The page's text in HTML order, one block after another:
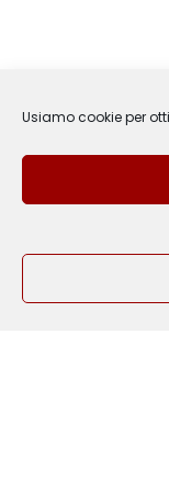
Usiamo cookie per